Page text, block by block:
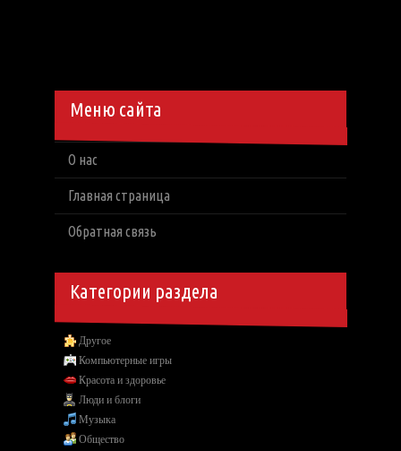
Меню сайта
О нас
Главная страница
Обратная связь
Категории раздела
Другое
Компьютерные игры
Красота и здоровье
Люди и блоги
Музыка
Общество